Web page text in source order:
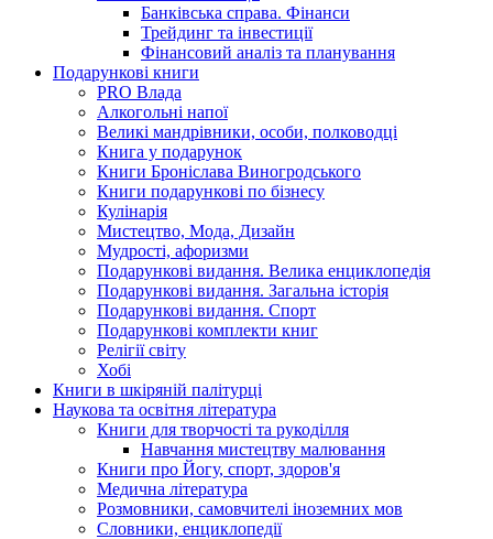
Банківська справа. Фінанси
Трейдинг та інвестиції
Фінансовий аналіз та планування
Подарункові книги
PRO Влада
Алкогольні напої
Великі мандрівники, особи, полководці
Книга у подарунок
Книги Броніслава Виногродського
Книги подарункові по бізнесу
Кулінарія
Мистецтво, Мода, Дизайн
Мудрості, афоризми
Подарункові видання. Велика енциклопедія
Подарункові видання. Загальна історія
Подарункові видання. Спорт
Подарункові комплекти книг
Релігії світу
Хобі
Книги в шкіряній палітурці
Наукова та освітня література
Книги для творчості та рукоділля
Навчання мистецтву малювання
Книги про Йогу, спорт, здоров'я
Медична література
Розмовники, самовчителі іноземних мов
Словники, енциклопедії